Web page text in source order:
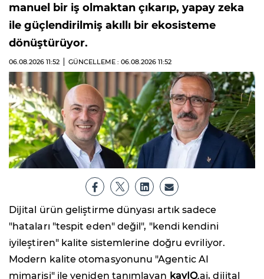
manuel bir iş olmaktan çıkarıp, yapay zeka
ile güçlendirilmiş akıllı bir ekosisteme
dönüştürüyor.
06.08.2026 11:52 GÜNCELLEME : 06.08.2026 11:52
Dijital ürün geliştirme dünyası artık sadece
"hataları "tespit eden" değil", "kendi kendini
iyileştiren" kalite sistemlerine doğru evriliyor.
Modern kalite otomasyonunu "Agentic AI
mimarisi" ile yeniden tanımlayan kayIQ.ai, dijital